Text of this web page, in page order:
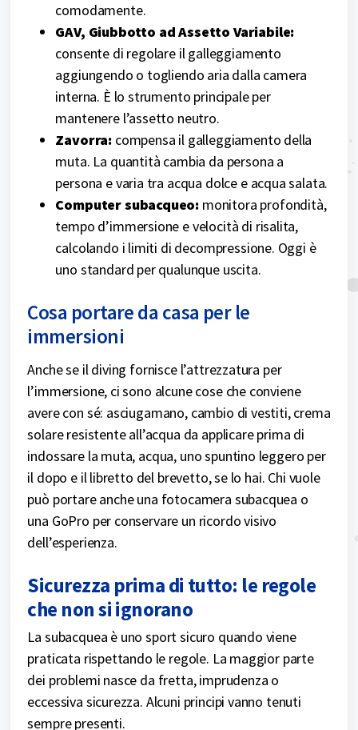
comodamente.
GAV, Giubbotto ad Assetto Variabile:
consente di regolare il galleggiamento
aggiungendo o togliendo aria dalla camera
interna. È lo strumento principale per
mantenere l’assetto neutro.
Zavorra: compensa il galleggiamento della
muta. La quantità cambia da persona a
persona e varia tra acqua dolce e acqua salata.
Computer subacqueo: monitora profondità,
tempo d’immersione e velocità di risalita,
calcolando i limiti di decompressione. Oggi è
uno standard per qualunque uscita.
Cosa portare da casa per le
immersioni
Anche se il diving fornisce l’attrezzatura per
l’immersione, ci sono alcune cose che conviene
avere con sé: asciugamano, cambio di vestiti, crema
solare resistente all’acqua da applicare prima di
indossare la muta, acqua, uno spuntino leggero per
il dopo e il libretto del brevetto, se lo hai. Chi vuole
può portare anche una fotocamera subacquea o
una GoPro per conservare un ricordo visivo
dell’esperienza.
Sicurezza prima di tutto: le regole
che non si ignorano
La subacquea è uno sport sicuro quando viene
praticata rispettando le regole. La maggior parte
dei problemi nasce da fretta, imprudenza o
eccessiva sicurezza. Alcuni principi vanno tenuti
sempre presenti.